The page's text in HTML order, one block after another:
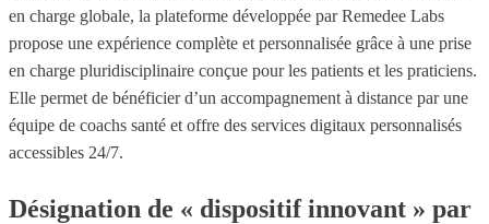
en charge globale, la plateforme développée par Remedee Labs
propose une expérience complète et personnalisée grâce à une prise
en charge pluridisciplinaire conçue pour les patients et les praticiens.
Elle permet de bénéficier d’un accompagnement à distance par une
équipe de coachs santé et offre des services digitaux personnalisés
accessibles 24/7.
Désignation de « dispositif innovant » par